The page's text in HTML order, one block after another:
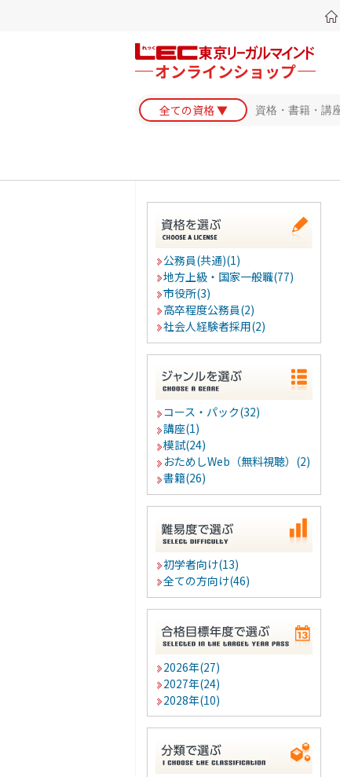
公務員(共通)(1)
地方上級・国家一般職(77)
市役所(3)
高卒程度公務員(2)
社会人経験者採用(2)
コース・パック(32)
講座(1)
模試(24)
おためしWeb（無料視聴）(2)
書籍(26)
初学者向け(13)
全ての方向け(46)
2026年(27)
2027年(24)
2028年(10)